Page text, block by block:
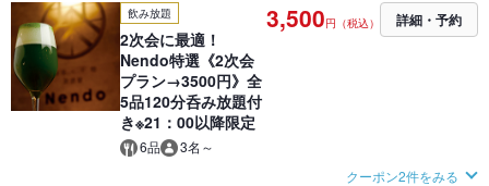
飲み放題
2次会に最適！
Nendo特選《2次会
プラン→3500円》全
5品120分呑み放題付
き※21：00以降限定
6品 3名～
3,500円（税込） 詳細・予約
クーポン2件をみる